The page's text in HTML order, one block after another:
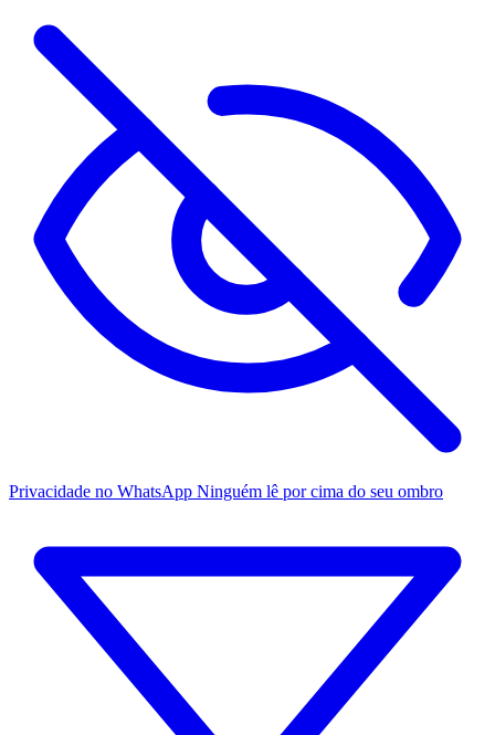
Privacidade no WhatsApp Ninguém lê por cima do seu ombro